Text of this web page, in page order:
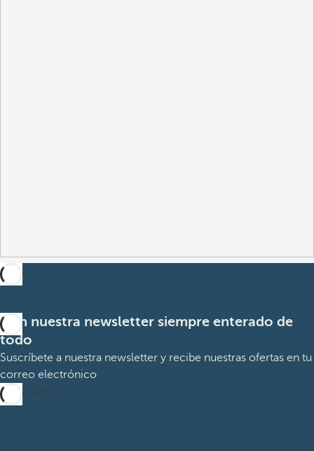
Con nuestra newsletter siempre enterado de
todo
Suscríbete a nuestra newsletter y recibe nuestras ofertas en tu
correo electrónico
Suscribirme